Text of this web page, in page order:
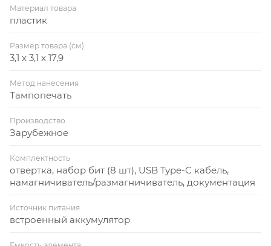
бесплатно. Оплачивается только настройка
оборудования в размере 7300 рублей на весь тираж.
Материал товара
пластик
Размер товара (см)
3,1 x 3,1 x 17,9
Метод нанесения
Тампопечать
Производство
Зарубежное
Комплектность
отвертка, набор бит (8 шт), USB Type-C кабель,
намагничиватель/размагничиватель, документация
Источник питания
встроенный аккумулятор